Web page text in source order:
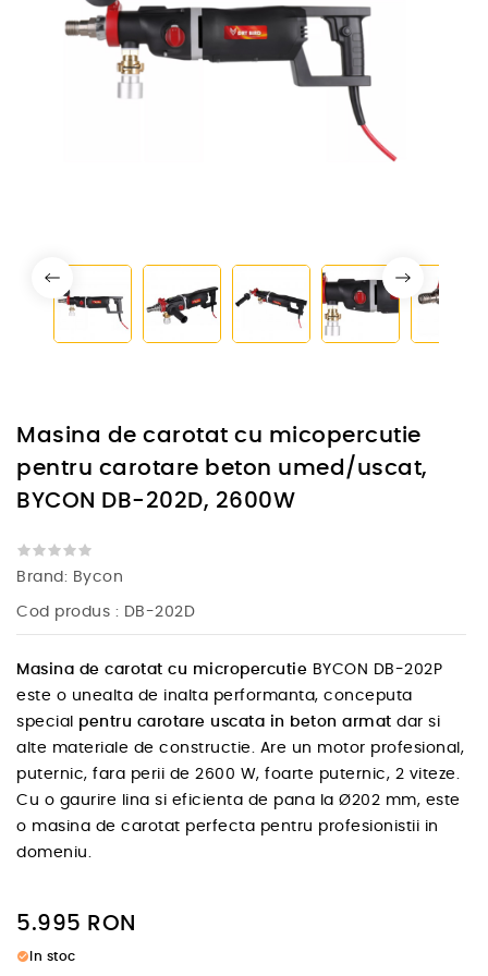
Masina de carotat cu micopercutie
pentru carotare beton umed/uscat,
BYCON DB-202D, 2600W
Brand: Bycon
Cod produs : DB-202D
Masina de carotat cu micropercutie BYCON DB-202P
este o unealta de inalta performanta, conceputa
special pentru carotare uscata in beton armat dar si
alte materiale de constructie. Are un motor profesional,
puternic, fara perii de 2600 W, foarte puternic, 2 viteze.
Cu o gaurire lina si eficienta de pana la Ø202 mm, este
o masina de carotat perfecta pentru profesionistii in
domeniu.
5.995 RON
check_circle In stoc